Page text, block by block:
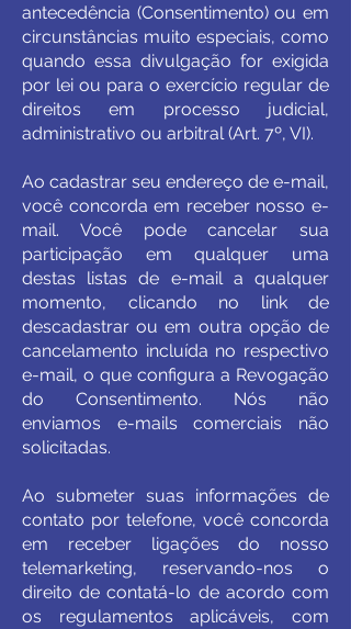
antecedência (Consentimento) ou em
circunstâncias muito especiais, como
quando essa divulgação for exigida
por lei ou para o exercício regular de
direitos em processo judicial,
administrativo ou arbitral (Art. 7º, VI).
Ao cadastrar seu endereço de e-mail,
você concorda em receber nosso e-
mail. Você pode cancelar sua
participação em qualquer uma
destas listas de e-mail a qualquer
momento, clicando no link de
descadastrar ou em outra opção de
cancelamento incluída no respectivo
e-mail, o que configura a Revogação
do Consentimento. Nós não
enviamos e-mails comerciais não
solicitadas.
Ao submeter suas informações de
contato por telefone, você concorda
em receber ligações do nosso
telemarketing, reservando-nos o
direito de contatá-lo de acordo com
os regulamentos aplicáveis, com